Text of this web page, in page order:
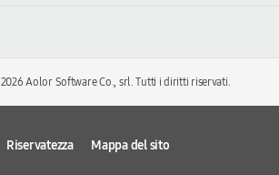
2026 Aolor Software Co., srl. Tutti i diritti riservati.
Riservatezza Mappa del sito